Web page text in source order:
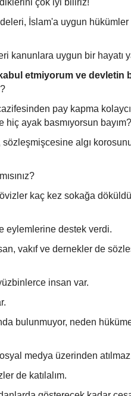
çok iyi biliriz!
İslam'a uygun hükümler
kanunlara uygun bir hayatı
etmiyorum ve devletin
pay kapma
ayak basmıyorsun bayım?
sözleşmişcesine algı
kaç kez sokağa
eylemlerine destek verdi.
vakıf ve dernekler de
insan var.
bulunmuyor, neden
medya üzerinden
de katılalım.